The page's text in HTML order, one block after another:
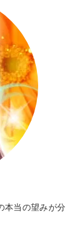
本当の望みが分